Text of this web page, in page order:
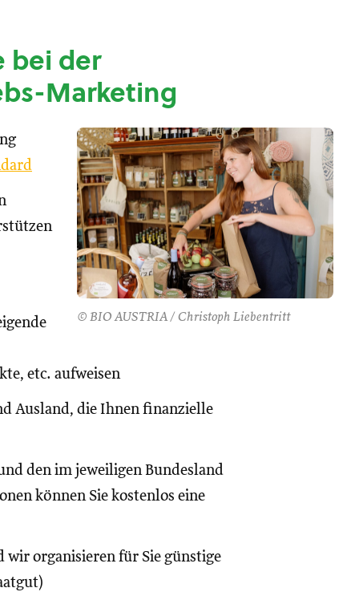
bei der
Marketing
© BIO AUSTRIA / Christoph Liebentritt
etc. aufweisen
Ausland, die Ihnen finanzielle
den im jeweiligen Bundesland
können Sie kostenlos eine
organisieren für Sie günstige